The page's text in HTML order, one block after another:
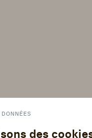
DONNÉES
des